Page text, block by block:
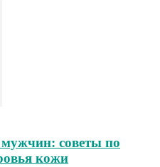
мужчин: советы по
кожи